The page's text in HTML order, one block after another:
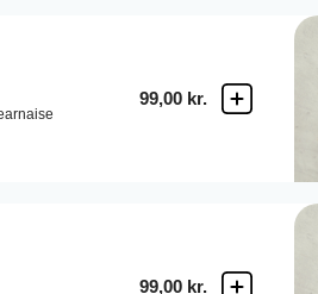
99,00 kr.
99,00 kr.